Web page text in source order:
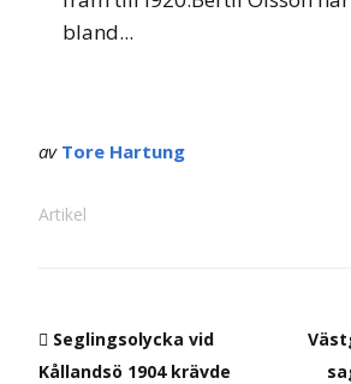
bland...
av Tore Hartung
Artikel
Seglingsolycka vid
Kållandsö 1904 krävde